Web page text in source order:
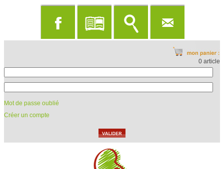
0 article
Mot de passe oublié
Créer un compte